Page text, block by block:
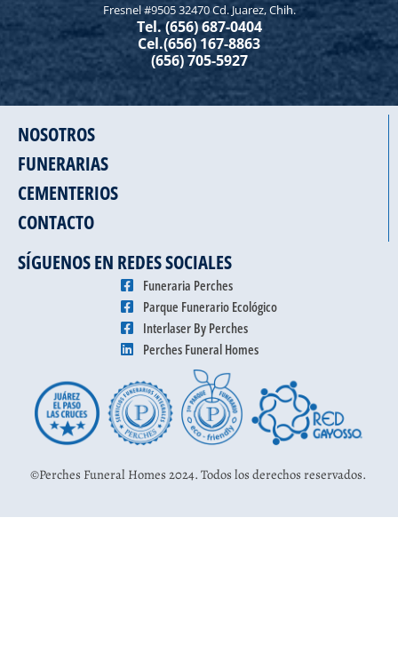
Fresnel #9505 32470 Cd. Juarez, Chih.
Tel. (656) 687-0404
Cel.(656) 167-8863
(656) 705-5927
NOSOTROS
FUNERARIAS
CEMENTERIOS
CONTACTO
SÍGUENOS EN REDES SOCIALES
Funeraria Perches
Parque Funerario Ecológico
Interlaser By Perches
Perches Funeral Homes
©Perches Funeral Homes 2024. Todos los derechos reservados.